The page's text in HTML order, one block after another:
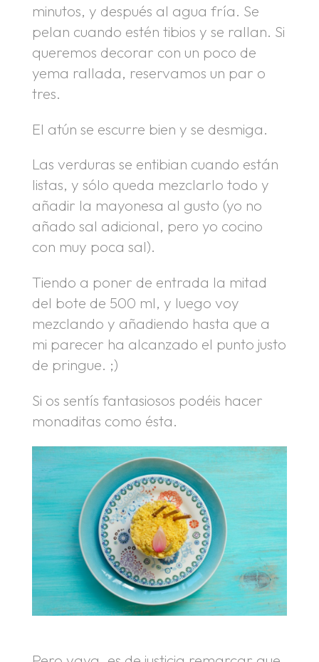
minutos, y después al agua fría. Se
pelan cuando estén tibios y se rallan. Si
queremos decorar con un poco de
yema rallada, reservamos un par o
tres.
El atún se escurre bien y se desmiga.
Las verduras se entibian cuando están
listas, y sólo queda mezclarlo todo y
añadir la mayonesa al gusto (yo no
añado sal adicional, pero yo cocino
con muy poca sal).
Tiendo a poner de entrada la mitad
del bote de 500 ml, y luego voy
mezclando y añadiendo hasta que a
mi parecer ha alcanzado el punto justo
de pringue. ;)
Si os sentís fantasiosos podéis hacer
monaditas como ésta.